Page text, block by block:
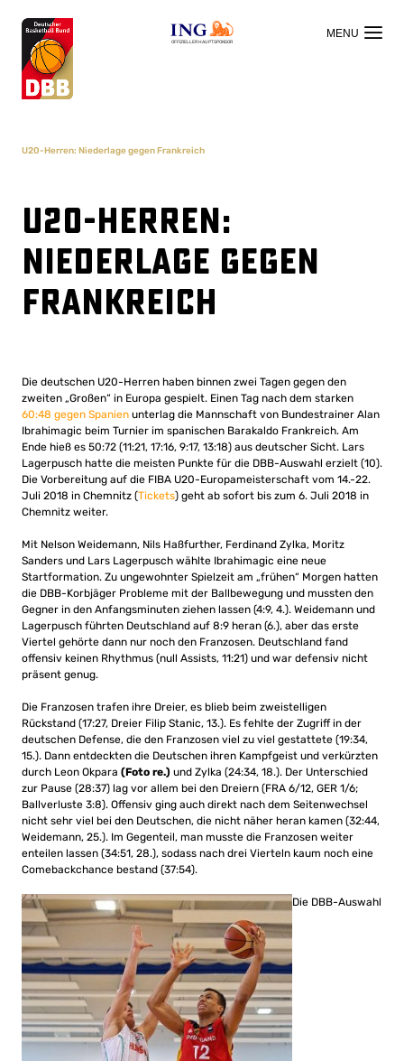
OFFIZIELLER HAUPTSPONSOR
U20-Herren: Niederlage gegen Frankreich
U20-Herren:
Niederlage gegen
Frankreich
Die deutschen U20-Herren haben binnen zwei Tagen gegen den
zweiten „Großen“ in Europa gespielt. Einen Tag nach dem starken
60:48 gegen Spanien unterlag die Mannschaft von Bundestrainer Alan
Ibrahimagic beim Turnier im spanischen Barakaldo Frankreich. Am
Ende hieß es 50:72 (11:21, 17:16, 9:17, 13:18) aus deutscher Sicht. Lars
Lagerpusch hatte die meisten Punkte für die DBB-Auswahl erzielt (10).
Die Vorbereitung auf die FIBA U20-Europameisterschaft vom 14.-22.
Juli 2018 in Chemnitz (Tickets) geht ab sofort bis zum 6. Juli 2018 in
Chemnitz weiter.
Mit Nelson Weidemann, Nils Haßfurther, Ferdinand Zylka, Moritz
Sanders und Lars Lagerpusch wählte Ibrahimagic eine neue
Startformation. Zu ungewohnter Spielzeit am „frühen“ Morgen hatten
die DBB-Korbjäger Probleme mit der Ballbewegung und mussten den
Gegner in den Anfangsminuten ziehen lassen (4:9, 4.). Weidemann und
Lagerpusch führten Deutschland auf 8:9 heran (6.), aber das erste
Viertel gehörte dann nur noch den Franzosen. Deutschland fand
offensiv keinen Rhythmus (null Assists, 11:21) und war defensiv nicht
präsent genug.
Die Franzosen trafen ihre Dreier, es blieb beim zweistelligen
Rückstand (17:27, Dreier Filip Stanic, 13.). Es fehlte der Zugriff in der
deutschen Defense, die den Franzosen viel zu viel gestattete (19:34,
15.). Dann entdeckten die Deutschen ihren Kampfgeist und verkürzten
durch Leon Okpara (Foto re.) und Zylka (24:34, 18.). Der Unterschied
zur Pause (28:37) lag vor allem bei den Dreiern (FRA 6/12, GER 1/6;
Ballverluste 3:8). Offensiv ging auch direkt nach dem Seitenwechsel
nicht sehr viel bei den Deutschen, die nicht näher heran kamen (32:44,
Weidemann, 25.). Im Gegenteil, man musste die Franzosen weiter
enteilen lassen (34:51, 28.), sodass nach drei Vierteln kaum noch eine
Comebackchance bestand (37:54).
Die DBB-Auswahl